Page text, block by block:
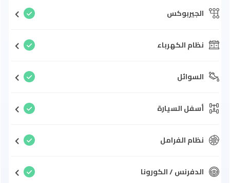
الجيربوكس
نظام الكهرباء
السوائل
أسفل السيارة
نظام الفرامل
الدفرنس / الكورونا